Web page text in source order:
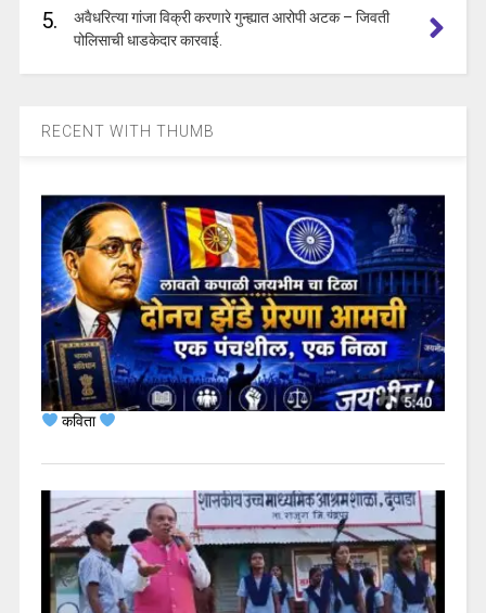
5.
अवैधरित्या गांजा विक्री करणारे गुन्ह्यात आरोपी अटक – जिवती
पोलिसाची धाडकेदार कारवाई.
RECENT WITH THUMB
कविता